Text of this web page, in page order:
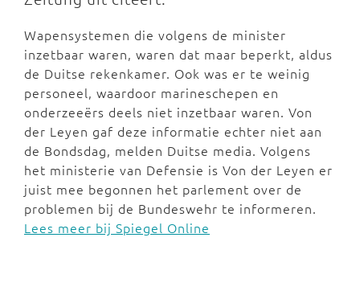
Wapensystemen die volgens de minister
inzetbaar waren, waren dat maar beperkt, aldus
de Duitse rekenkamer. Ook was er te weinig
personeel, waardoor marineschepen en
onderzeeërs deels niet inzetbaar waren. Von
der Leyen gaf deze informatie echter niet aan
de Bondsdag, melden Duitse media. Volgens
het ministerie van Defensie is Von der Leyen er
juist mee begonnen het parlement over de
problemen bij de Bundeswehr te informeren.
Lees meer bij Spiegel Online